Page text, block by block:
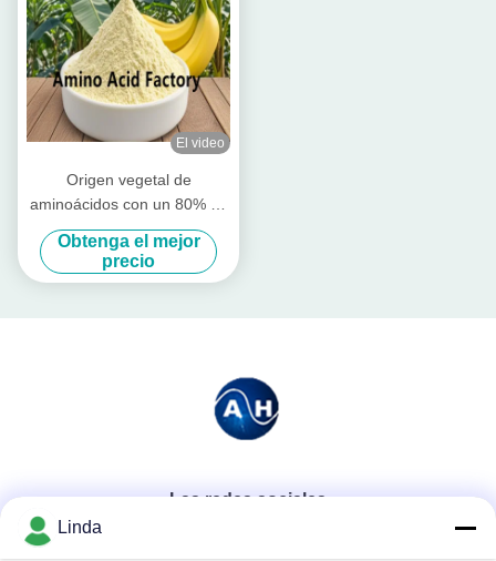
El video
Origen vegetal de
aminoácidos con un 80% de
aminoácidos libres
Obtenga el mejor
precio
Las redes sociales
Linda